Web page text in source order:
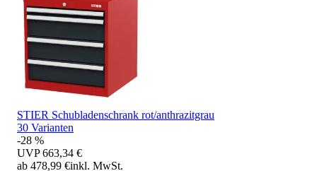
STIER Schubladenschrank rot/anthrazitgrau
30 Varianten
-28 %
UVP 663,34 €
ab 478,99 €inkl. MwSt.